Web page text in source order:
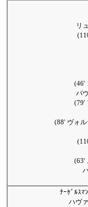
リ
(46'
パ
(79'
(88' ヴォ
(63'
ﾅｰｹﾞﾙｽﾏ
ハヴ